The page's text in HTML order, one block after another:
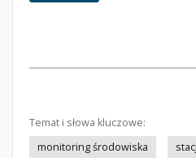
Temat i słowa kluczowe:
monitoring środowiska